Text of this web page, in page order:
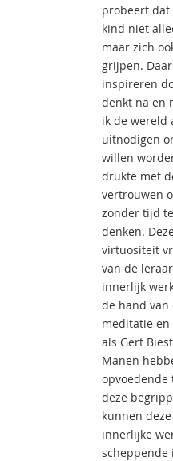
probeert dat
kind niet
maar zich
grijpen.
inspireren
denkt na en
ik de wereld
uitnodigen
willen
drukte met
vertrouwen
zonder tijd
denken.
virtuositeit
van de
innerlijk
de hand
meditatie
als Gert
Manen
opvoedende
deze
kunnen
innerlijke
scheppende